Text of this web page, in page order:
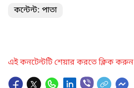
কন্টেন্ট: পাতা
এই কনটেন্টটি শেয়ার করতে ক্লিক করুন